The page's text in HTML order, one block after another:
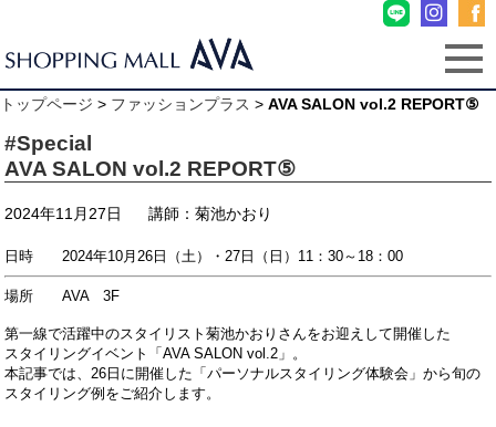
トップページ > ファッションプラス > AVA SALON vol.2 REPORT⑤
#Special
AVA SALON vol.2 REPORT⑤
2024年11月27日 講師：菊池かおり
日時 2024年10月26日（土）・27日（日）11：30～18：00
場所 AVA 3F
第一線で活躍中のスタイリスト菊池かおりさんをお迎えして開催した
スタイリングイベント「AVA SALON vol.2」。
本記事では、26日に開催した「パーソナルスタイリング体験会」から旬の
スタイリング例をご紹介します。